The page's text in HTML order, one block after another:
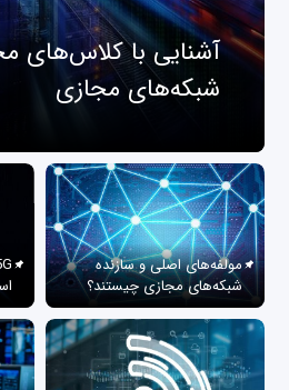
آشنایی با کلاس‌های
شبکه‌های مجازی
مولفه‌های اصلی و سازنده
شبکه‌های مجازی چیستند؟